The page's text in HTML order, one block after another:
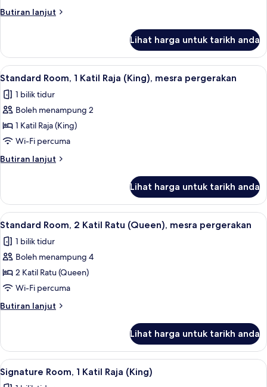
Ratu
Butiran lanjut
Butiran
Room,
Katil
(Queen)
Lihat harga untuk tarikh anda
Lihat
semua
foto
untuk
Standard
Room,
1
Katil
(King),
mesra
pergerakan
1 bilik tidur, peralatan tempat tidur
5
Standard Room, 1 Katil Raja (King), mesra pergerakan
1 bilik tidur
Boleh menampung 2
1 Katil Raja (King)
Wi-Fi percuma
Butiran lanjut
Butiran
Room,
Katil
(King),
mesra
Lihat harga untuk tarikh anda
Lihat
semua
foto
untuk
Standard
Room,
2
Katil
(Queen),
mesra
pergerakan
1 bilik tidur, peralatan tempat tidur
7
Standard Room, 2 Katil Ratu (Queen), mesra pergerakan
1 bilik tidur
Boleh menampung 4
2 Katil Ratu (Queen)
Wi-Fi percuma
Butiran lanjut
Butiran
Room,
Katil
Ratu
Lihat harga untuk tarikh anda
Lihat
semua
1 bilik tidur, peralatan tempat tidur
4
Signature Room, 1 Katil Raja (King)